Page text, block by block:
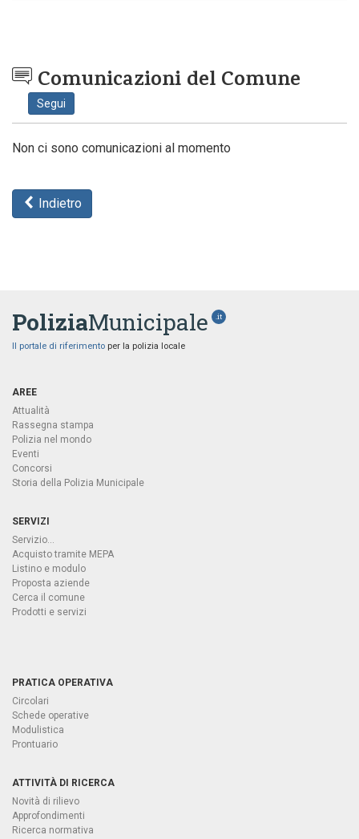
Comunicazioni del Comune
Segui
Non ci sono comunicazioni al momento
Indietro
PoliziaMunicipale .it
Il portale di riferimento per la polizia locale
AREE
Attualità
Rassegna stampa
Polizia nel mondo
Eventi
Concorsi
Storia della Polizia Municipale
SERVIZI
Servizio...
Acquisto tramite MEPA
Listino e modulo
Proposta aziende
Cerca il comune
Prodotti e servizi
PRATICA OPERATIVA
Circolari
Schede operative
Modulistica
Prontuario
ATTIVITÀ DI RICERCA
Novità di rilievo
Approfondimenti
Ricerca normativa